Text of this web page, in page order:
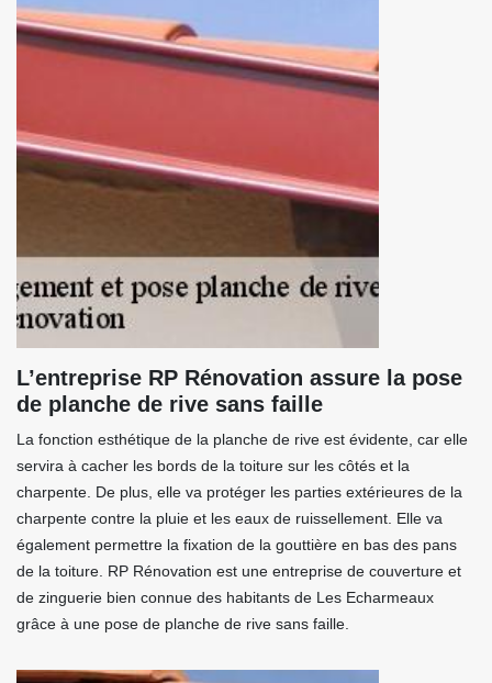
L’entreprise RP Rénovation assure la pose
de planche de rive sans faille
La fonction esthétique de la planche de rive est évidente, car elle
servira à cacher les bords de la toiture sur les côtés et la
charpente. De plus, elle va protéger les parties extérieures de la
charpente contre la pluie et les eaux de ruissellement. Elle va
également permettre la fixation de la gouttière en bas des pans
de la toiture. RP Rénovation est une entreprise de couverture et
de zinguerie bien connue des habitants de Les Echarmeaux
grâce à une pose de planche de rive sans faille.